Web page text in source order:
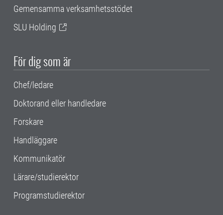
Gemensamma verksamhetsstödet
SLU Holding
För dig som är
Chef/ledare
Doktorand eller handledare
Forskare
Handläggare
Kommunikatör
Lärare/studierektor
Programstudierektor